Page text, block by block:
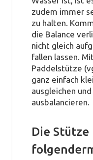
zudem immer
zu halten.
die Balance
nicht gleich
fallen lassen.
Paddelstütze
ganz einfach
ausgleichen
ausbalancieren.
Die